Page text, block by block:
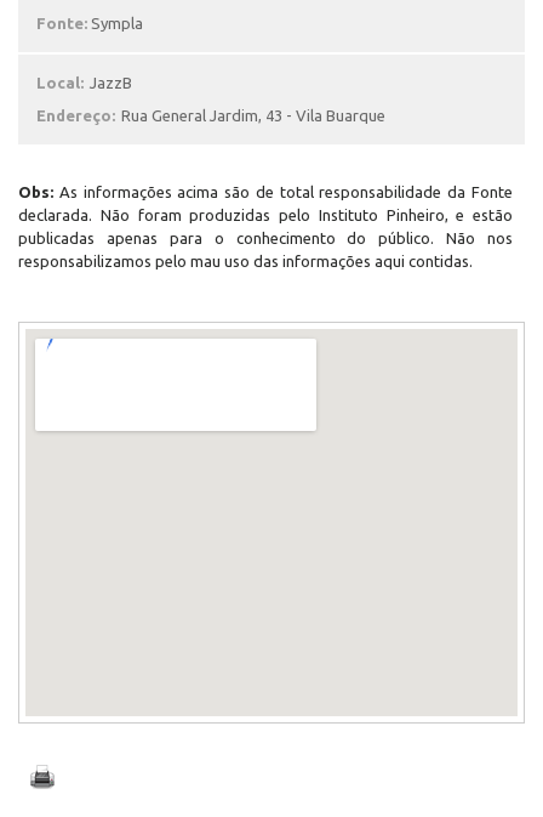
Fonte: Sympla
Local: JazzB
Endereço: Rua General Jardim, 43 - Vila Buarque
Obs: As informações acima são de total responsabilidade da Fonte
declarada. Não foram produzidas pelo Instituto Pinheiro, e estão
publicadas apenas para o conhecimento do público. Não nos
responsabilizamos pelo mau uso das informações aqui contidas.